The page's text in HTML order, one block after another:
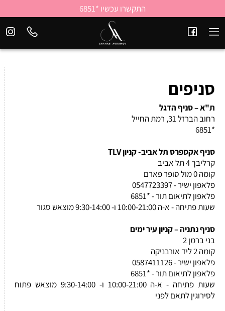
התקשרו עכשיו *6851
סניפים
ת"א – סניף הדגל
רחוב הברזל 31, רמת החייל
*6851
סניף אקספרס תל אביב- קניון TLV
קרליבך 4 תל אביב
קומה 0 מול סופר פארם
פלאפון ישיר - 0547723397
פלאפון לתיאום תור - *6851
שעות פתיחה - א-ה 10:00-21:00 ו- 9:30-14:00 מוצאש סגור
סניף נתניה – קניון עיר ימים
בני ברמן 2
קומה 2 ליד אורבניקה
פלאפון ישיר - 0587411126
פלאפון לתיאום תור - *6851
שעות פתיחה - א-ה 10:00-21:00 ו- 9:30-14:00 מוצאש פתוח
לסירוגין לתאם לפני